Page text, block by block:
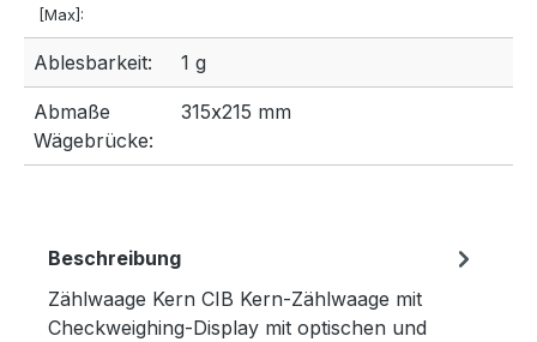
[Max]:
Ablesbarkeit: 1 g
Abmaße
Wägebrücke:
315x215 mm
Beschreibung
Zählwaage Kern CIB Kern-Zählwaage mit
Checkweighing-Display mit optischen und